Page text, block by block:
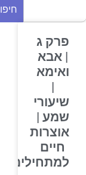
חיפוש
פרק ג
| אבא
ואימא
שיעורי
שמע |
אוצרות
חיים
למתחילים